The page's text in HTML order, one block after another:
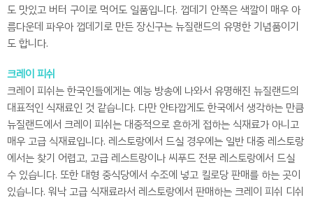
도 맛있고 버터 구이로 먹어도 일품입니다. 껍데기 안쪽은 색깔이 매우 아
름다운데 파우아 껍데기로 만든 장신구는 뉴질랜드의 유명한 기념품이기
도 합니다.
크레이 피쉬
크레이 피쉬는 한국인들에게는 예능 방송에 나와서 유명해진 뉴질랜드의
대표적인 식재료인 것 같습니다. 다만 안타깝게도 한국에서 생각하는 만큼
뉴질랜드에서 크레이 피쉬는 대중적으로 흔하게 접하는 식재료가 아니고
매우 고급 식재료입니다. 레스토랑에서 드실 경우에는 일반 대중 레스토랑
에서는 찾기 어렵고, 고급 레스트랑이나 씨푸드 전문 레스토랑에서 드실
수 있습니다. 또한 대형 중식당에서 수조에 넣고 킬로당 판매를 하는 곳이
있습니다. 워낙 고급 식재료라서 레스토랑에서 판매하는 크레이 피쉬 디쉬